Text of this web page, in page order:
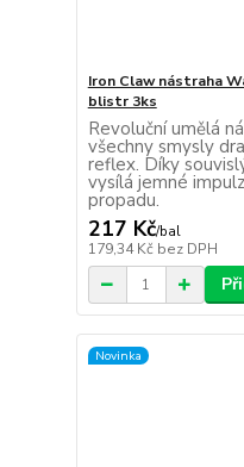
Iron Claw nástraha
blistr 3ks
Revoluční umělá
všechny smysly
reflex. Díky
vysílá jemné
propadu.
217 Kč/bal
179,34 Kč bez DPH
Novinka